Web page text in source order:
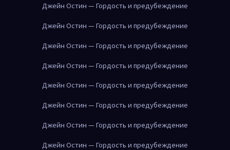
Джейн Остин — Гордость и предубеждение
Джейн Остин — Гордость и предубеждение
Джейн Остин — Гордость и предубеждение
Джейн Остин — Гордость и предубеждение
Джейн Остин — Гордость и предубеждение
Джейн Остин — Гордость и предубеждение
Джейн Остин — Гордость и предубеждение
Джейн Остин — Гордость и предубеждение